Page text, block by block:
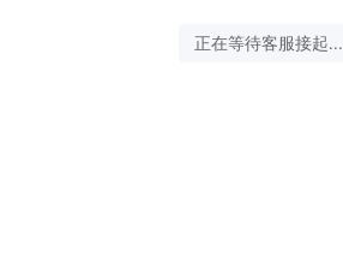
正在等待客服接起...